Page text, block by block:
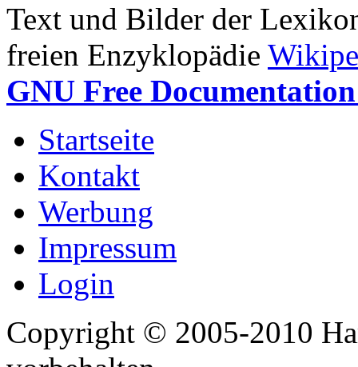
Text und Bilder der
freien Enzyklopädie
GNU Free
Startseite
Kontakt
Werbung
Impressum
Login
Copyright © 2005-2010